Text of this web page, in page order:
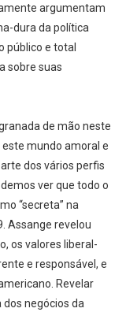
argumentam
dura da política
público e total
sobre suas
de mão neste
mundo amoral e
dos vários perfis
ver que todo o
“secreta” na
Assange revelou
os valores liberal-
e responsável, e
Revelar
negócios da